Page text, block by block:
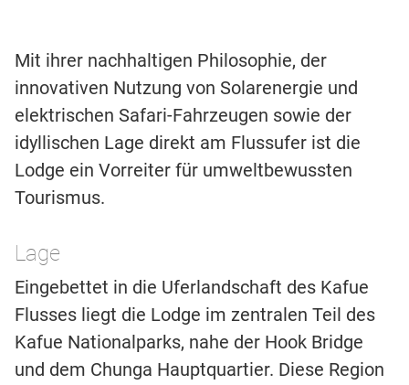
Mit ihrer nachhaltigen Philosophie, der
innovativen Nutzung von Solarenergie und
elektrischen Safari-Fahrzeugen sowie der
idyllischen Lage direkt am Flussufer ist die
Lodge ein Vorreiter für umweltbewussten
Tourismus.
Lage
Eingebettet in die Uferlandschaft des Kafue
Flusses liegt die Lodge im zentralen Teil des
Kafue Nationalparks, nahe der Hook Bridge
und dem Chunga Hauptquartier. Diese Region